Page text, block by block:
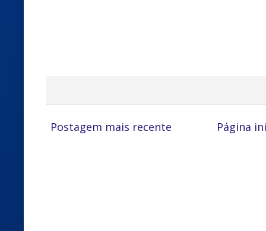
Postagem mais recente Página